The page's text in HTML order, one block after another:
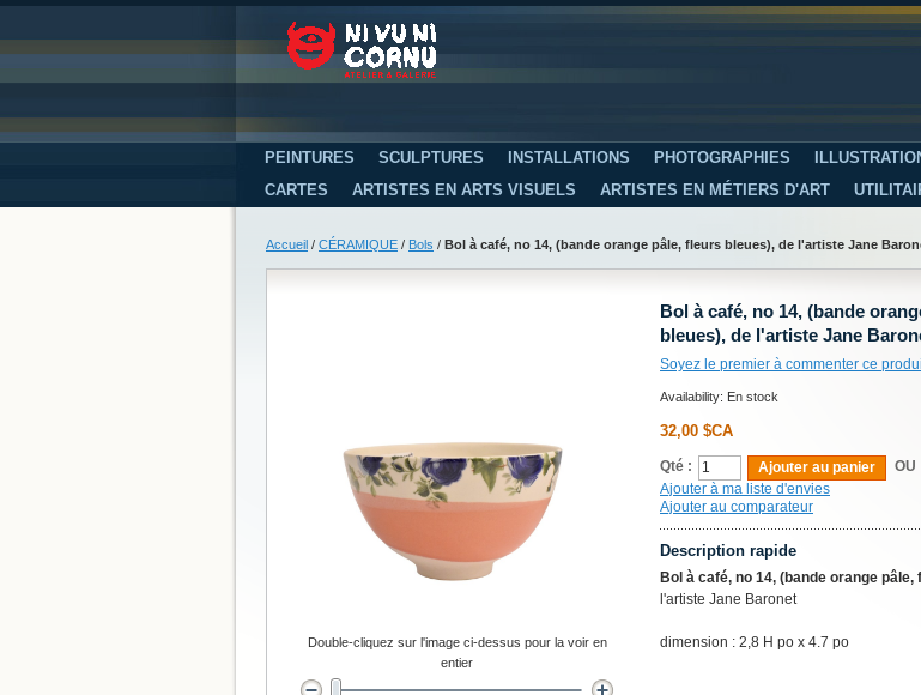
PEINTURES SCULPTURES INSTALLATIONS PHOTOGRAPHIES
CARTES
ARTISTES EN ARTS VISUELS ARTISTES EN MÉTIERS D'ART
Accueil / CÉRAMIQUE / Bols / Bol à café, no 14, (bande orange pâle, fleurs bleues), de l'artiste Jane
Bol à café, no 14, (bande
bleues), de l'artiste Jane
Soyez le premier à commenter ce
Availability: En stock
32,00 $CA
Qté : Ajouter au panier
OU
Ajouter à ma liste d'envies
Ajouter au comparateur
Description rapide
Bol à café, no 14, (bande orange pâle,
l'artiste Jane Baronet
dimension : 2,8 H po x 4.7 po
Double-cliquez sur l'image ci-dessus pour la voir en
entier